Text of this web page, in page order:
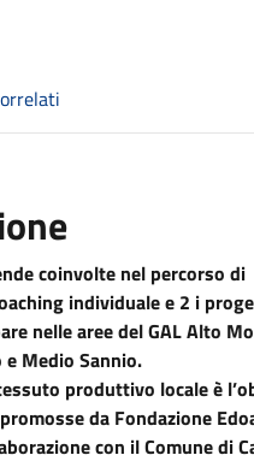
coinvolte nel percorso di
individuale e 2 i
nelle aree del GAL Alto
Medio Sannio.
produttivo locale è
da Fondazione
con il Comune di